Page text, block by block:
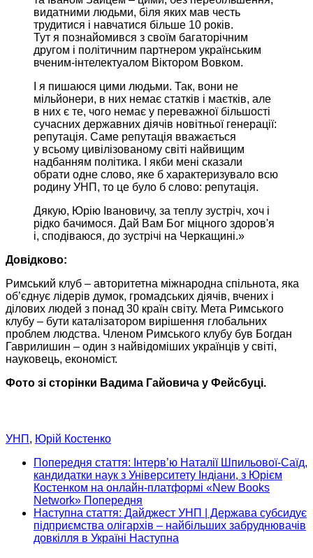
видатними людьми, біля яких мав честь
трудитися і навчатися більше 10 років.
Тут я познайомився з своїм багаторічним
другом і політичним партнером українським
вченим-інтелектуалом Віктором Вовком.
я пишаюся цими людьми. Так, вони не
мільйонери, в них немає статків і маєтків, але
в них є те, чого немає у переважноїбільшості
сучасних державних діячів новітньоїгенерації:
репутація. Саме репутація вважається
у всьому цивілізованому світі найвищим
надбанням політика. І якби мені сказали
обрати одне слово, яке б характеризувало всю
родину УНП, то це було б слово: репутація.
Дякую, Юрію Івановичу, за теплу зустріч, хоч і
рідко бачимося. Дай Вам Бог міцного здоров'я
і, сподіваюся, до зустрічі на Черкащині.»
Довідково:
Римський клуб – авторитетна міжнародна спільнота, яка
об’єднує лідерів думок, громадських діячів, вчених і
ділових людей з понад 30 країн світу. Мета Римського
клубу – бути каталізатором вирішення глобальних
проблем людства. Членом Римського клубу був Богдан
Гаврилишин – один з найвідоміших українців у світі,
науковець, економіст.
Фото зі сторінки Вадима Гайовича у Фейсбуці.
УНП , Юрій Костенко
Попередня стаття: Інтерв’ю Наталії Шпильової-Саїд,
кандидатки наук з Університету Індіани, з Юрієм
Костенком на онлайн-платформі «New Books
Network» Попередня
Наступна стаття: Дайджест УНП | Держава субсидує
підприємства олігархів – найбільших забруднювачів
довкілля в Україні Наступна